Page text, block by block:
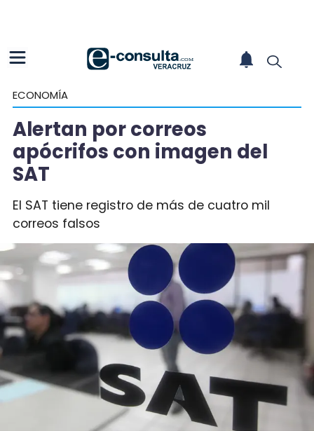
ECONOMÍA
Alertan por correos
apócrifos con imagen del
SAT
El SAT tiene registro de más de cuatro mil
correos falsos